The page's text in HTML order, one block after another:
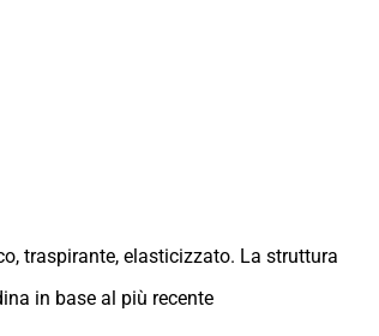
traspirante, elasticizzato. La struttura
in base al più recente